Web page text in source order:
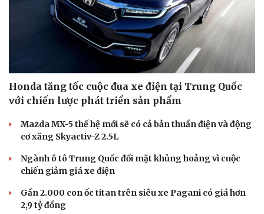
Doanh nghiệp 24h
Doanh nhân
Vì cộng đồng
Công nghệ
Sành điệu
Tin Công nghệ
Trải nghiệm
Chuyển đổi số
Honda tăng tốc cuộc đua xe điện tại Trung Quốc
với chiến lược phát triển sản phẩm
Mazda MX-5 thế hệ mới sẽ có cả bản thuần điện và động
cơ xăng Skyactiv-Z 2.5L
Ngành ô tô Trung Quốc đối mặt khủng hoảng vì cuộc
chiến giảm giá xe điện
Gần 2.000 con ốc titan trên siêu xe Pagani có giá hơn
2,9 tỷ đồng